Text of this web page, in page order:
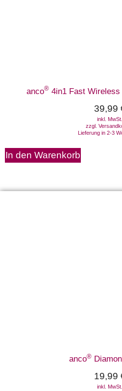
anco® 4in1 Fast
39,99
inkl. MwSt.
zzgl.
Lieferung in 2-3
In den Warenkorb
anco®
19,99
inkl. MwSt.